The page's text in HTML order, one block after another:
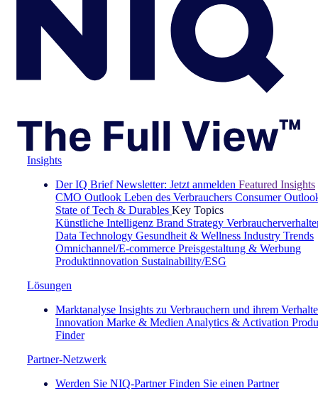
Insights
Der IQ Brief Newsletter: Jetzt anmelden Featured Insights
CMO Outlook Leben des Verbrauchers Consumer
State of Tech & Durables Key Topics
Künstliche Intelligenz Brand Strategy
Data Technology Gesundheit & Wellness Industry Trends
Omnichannel/E-commerce Preisgestaltung & Werbung
Produktinnovation Sustainability/ESG
Lösungen
Marktanalyse Insights zu Verbrauchern und ihrem
Innovation Marke & Medien Analytics & Activation
Finder
Partner-Netzwerk
Werden Sie NIQ-Partner Finden Sie einen Partner